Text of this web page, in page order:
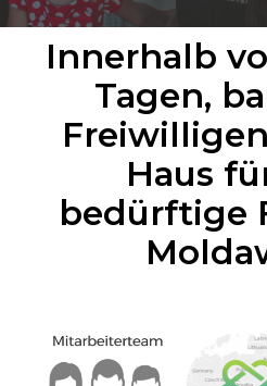
Innerhalb
Tagen,
Haus
bedürftige